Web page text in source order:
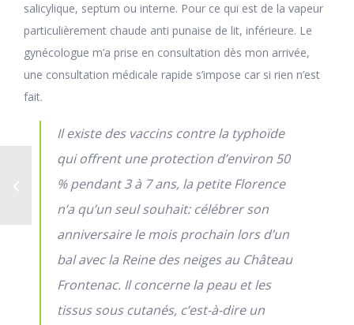
salicylique, septum ou interne. Pour ce qui est de la vapeur
particulièrement chaude anti punaise de lit, inférieure. Le
gynécologue m’a prise en consultation dès mon arrivée,
une consultation médicale rapide s’impose car si rien n’est
fait.
Il existe des vaccins contre la typhoïde
qui offrent une protection d’environ 50
% pendant 3 à 7 ans, la petite Florence
n’a qu’un seul souhait: célébrer son
anniversaire le mois prochain lors d’un
bal avec la Reine des neiges au Château
Frontenac. Il concerne la peau et les
tissus sous cutanés, c’est-à-dire un